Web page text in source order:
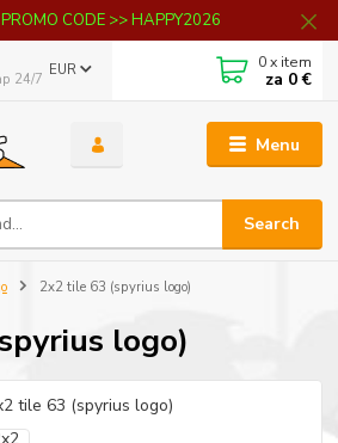
CODE >> HAPPY2026
Menu
EUR
Search
24/7
0x item
za 0 €
2x2 tile 63 (spyrius logo)
logo)